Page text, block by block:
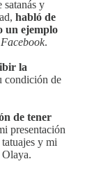
satanás y
habló de
un ejemplo
Facebook.
la
condición de
de tener
presentación
y mi
Olaya.